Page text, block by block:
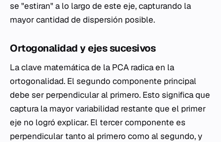
se "estiran" a lo largo de este eje, capturando la
mayor cantidad de dispersión posible.
Ortogonalidad y ejes sucesivos
La clave matemática de la PCA radica en la
ortogonalidad. El segundo componente principal
debe ser perpendicular al primero. Esto significa que
captura la mayor variabilidad restante que el primer
eje no logró explicar. El tercer componente es
perpendicular tanto al primero como al segundo, y